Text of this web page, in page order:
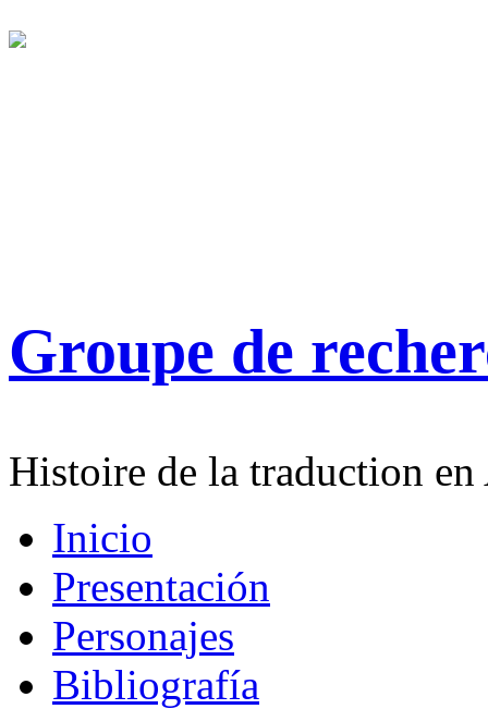
Groupe de
Histoire de la traduction
Inicio
Presentación
Personajes
Bibliografía